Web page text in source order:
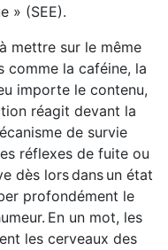
» (SEE).
mettre sur le même
comme la caféine, la
importe le contenu,
réagit devant la
de survie
réflexes de fuite ou
dès lors dans un état
profondément le
En un mot, les
les cerveaux des